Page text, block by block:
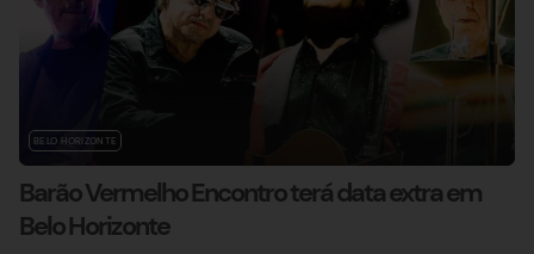
BELO HORIZONTE
Barão Vermelho Encontro terá data extra em
Belo Horizonte